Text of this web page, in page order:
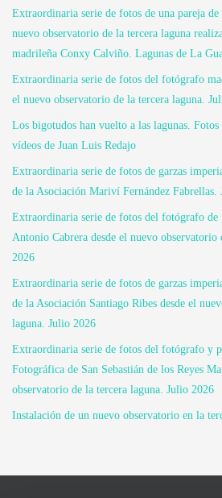
Extraordinaria serie de fotos de una pareja de
nuevo observatorio de la tercera laguna
madrileña Conxy Calviño. Lagunas de La
Extraordinaria serie de fotos del fotógrafo
el nuevo observatorio de la tercera laguna.
Los bigotudos han vuelto a las lagunas.
vídeos de Juan Luis Redajo
Extraordinaria serie de fotos de garzas
de la Asociación Mariví Fernández Fabrellas.
Extraordinaria serie de fotos del fotógrafo de
Antonio Cabrera desde el nuevo
2026
Extraordinaria serie de fotos de garzas
de la Asociación Santiago Ribes desde el
laguna. Julio 2026
Extraordinaria serie de fotos del fotógrafo y
Fotográfica de San Sebastián de los Reyes
observatorio de la tercera laguna. Julio 2026
Instalación de un nuevo observatorio en la